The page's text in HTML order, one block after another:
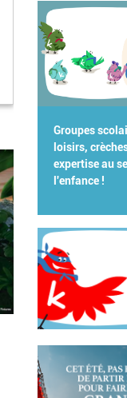
Groupes
loisirs,
expertise au
l'enfance !